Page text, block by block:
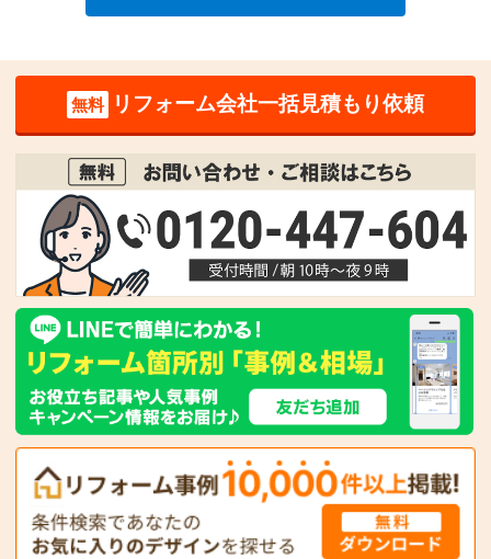
無料 リフォーム会社一括見積もり依頼